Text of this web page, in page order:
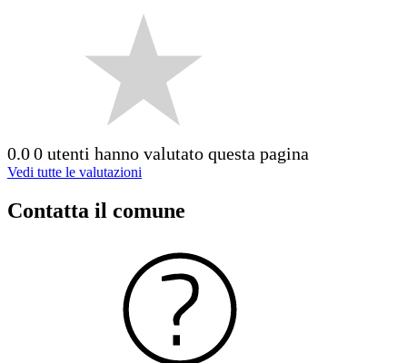
0.00 utenti hanno valutato questa pagina
Vedi tutte le valutazioni
Contatta il comune